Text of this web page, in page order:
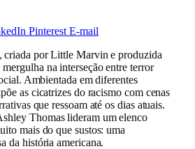
Pinterest E-mail
criada por Little Marvin e produzida
na interseção entre terror
Ambientada em diferentes
as cicatrizes do racismo com cenas
que ressoam até os dias atuais.
Thomas lideram um elenco
mais do que sustos: uma
da história americana.